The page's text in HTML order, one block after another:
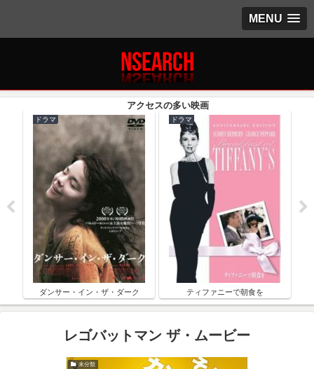
MENU
ドラマ
ダンサー・イン・ザ・ダーク
ドラマ
ティファニーで朝食を
レゴバットマン ザ・ムービー
未分類